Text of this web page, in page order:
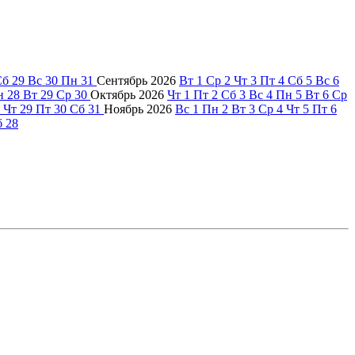
29 Вс 30 Пн 31 Сентябрь 2026 Вт 1 Ср 2 Чт 3 Пт 4 Сб 5 Вс 6
28 Вт 29 Ср 30 Октябрь 2026 Чт 1 Пт 2 Сб 3 Вс 4 Пн 5 Вт 6 Ср
Чт 29 Пт 30 Сб 31 Ноябрь 2026 Вс 1 Пн 2 Вт 3 Ср 4 Чт 5 Пт 6
28